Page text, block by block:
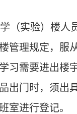
（实验）楼人
管理规定，服
习需要进出楼
出门时，须出
室进行登记。